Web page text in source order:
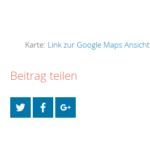
Karte: Link zur Google Maps Ansicht
Beitrag teilen